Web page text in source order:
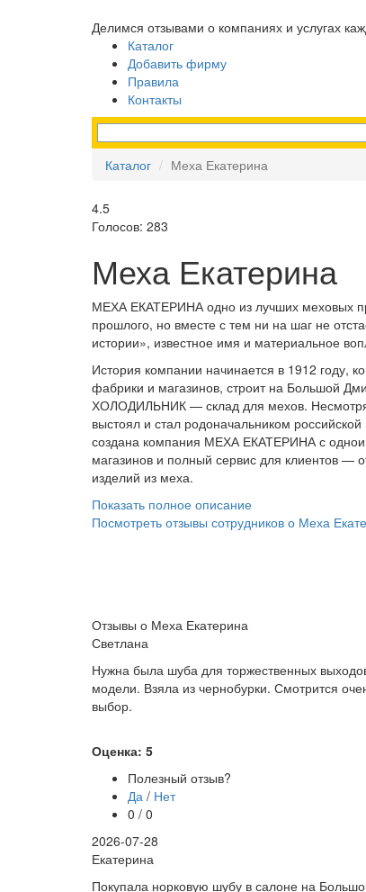
Делимся отзывами о компаниях и услугах
Каталог
Добавить фирму
Правила
Контакты
Каталог Меха Екатерина
4.5
Голосов: 283
Меха Екатерина
МЕХА ЕКАТЕРИНА одно из лучших меховых
прошлого, но вместе с тем ни на шаг не
истории», известное имя и материальное
История компании начинается в 1912 году,
фабрики и магазинов, строит на Большой
ХОЛОДИЛЬНИК — склад для мехов.
выстоял и стал родоначальником
создана компания МЕХА ЕКАТЕРИНА с
магазинов и полный сервис для клиентов —
изделий из меха.
Показать полное описание
Посмотреть отзывы сотрудников о Меха
Отзывы о Меха Екатерина
Светлана
Нужна была шуба для торжественных
модели. Взяла из чернобурки. Смотрится
выбор.
Оценка: 5
Полезный отзыв?
Да / Нет
0 / 0
2026-07-28
Екатерина
Покупала норковую шубу в салоне на